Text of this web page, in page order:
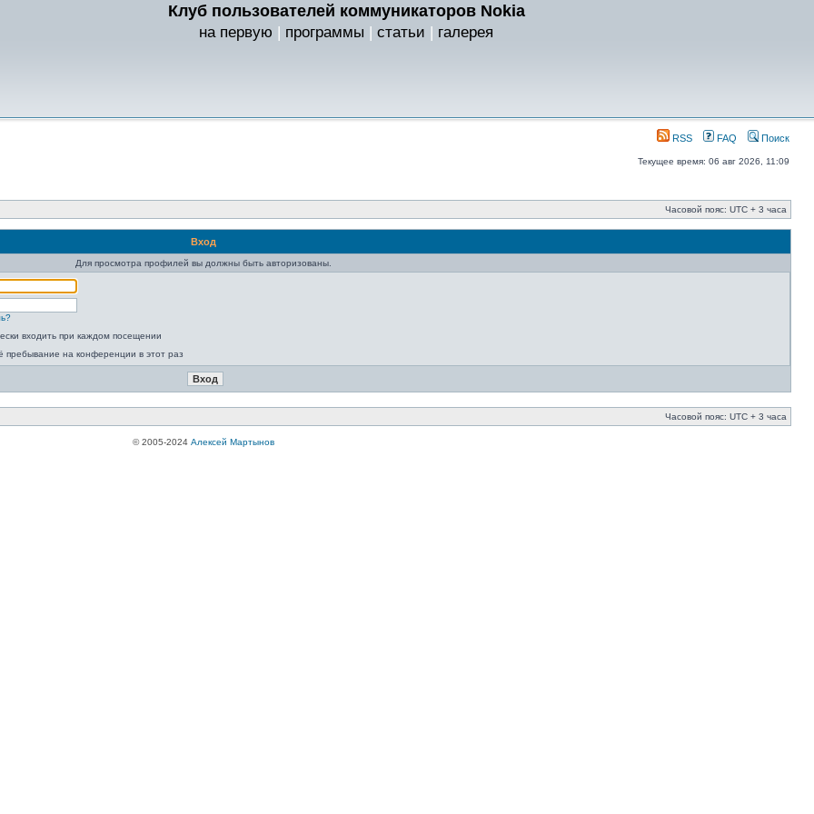
Клуб пользователей коммуникаторов Nokia
на первую | программы | статьи | галерея
RSS FAQ Поиск
Текущее время: 06 авг 2026, 11:09
Часовой пояс: UTC + 3 часа
Вход
Для просмотра профилей вы должны быть авторизованы.
входить при каждом посещении
пребывание на конференции в этот раз
Часовой пояс: UTC + 3 часа
© 2005-2024 Алексей Мартынов